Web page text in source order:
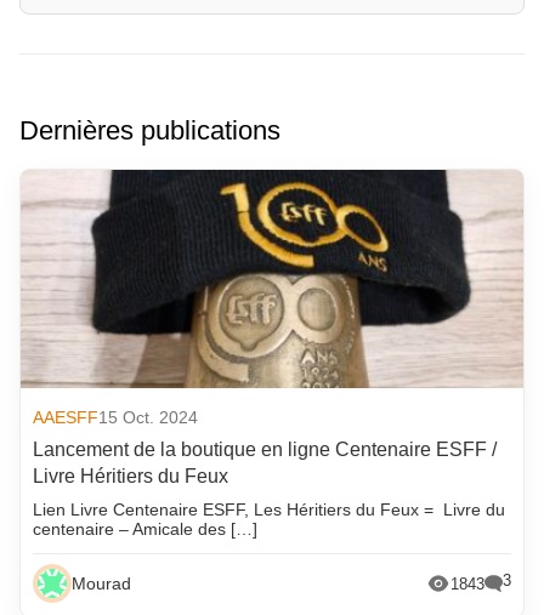
Dernières publications
AAESFF15 Oct. 2024
Lancement de la boutique en ligne Centenaire ESFF /
Livre Héritiers du Feux
Lien Livre Centenaire ESFF, Les Héritiers du Feux = Livre du
centenaire – Amicale des […]
Mourad 1843 3